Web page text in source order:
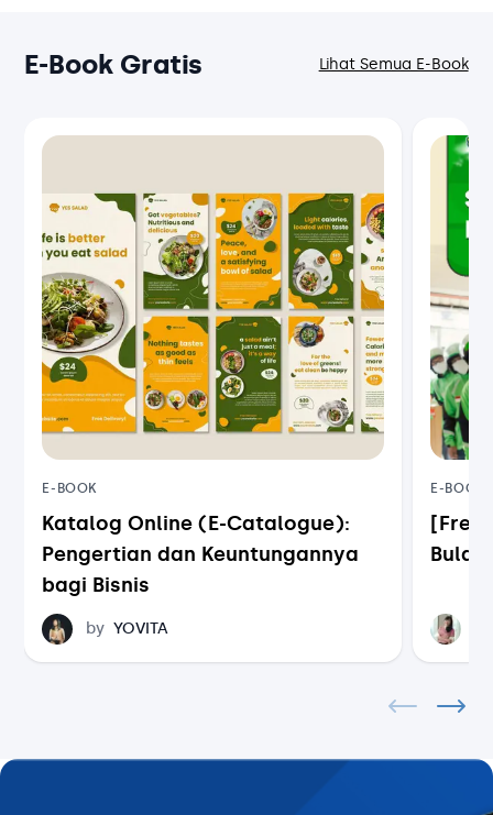
terhadap negara bisa mencapai
E-Book Gratis Lihat Semua E-Book
E-BOOK
Katalog Online (E-Catalogue):
Pengertian dan Keuntungannya
bagi Bisnis
Yovitaby YOVITA
E-BOOK
[Free
Bulan
Sintia